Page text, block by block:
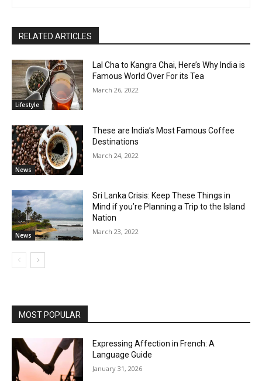
RELATED ARTICLES
Lifestyle
Lal Cha to Kangra Chai, Here’s Why India is
Famous World Over For its Tea
March 26, 2022
News
These are India’s Most Famous Coffee
Destinations
March 24, 2022
News
Sri Lanka Crisis: Keep These Things in
Mind if you’re Planning a Trip to the Island
Nation
March 23, 2022
MOST POPULAR
Expressing Affection in French: A
Language Guide
January 31, 2026